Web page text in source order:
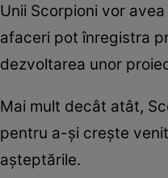
Unii Scorpioni vor
afaceri pot înregistra
dezvoltarea unor
Mai mult decât atât,
pentru a-și crește
așteptările.